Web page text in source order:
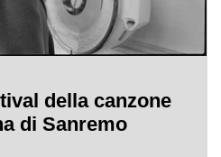
della canzone
di Sanremo